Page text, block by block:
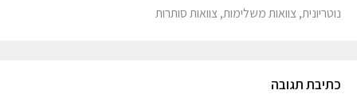
נוטריונית,צוואות משלימות,צוואות סותרות
כתיבת תגובה